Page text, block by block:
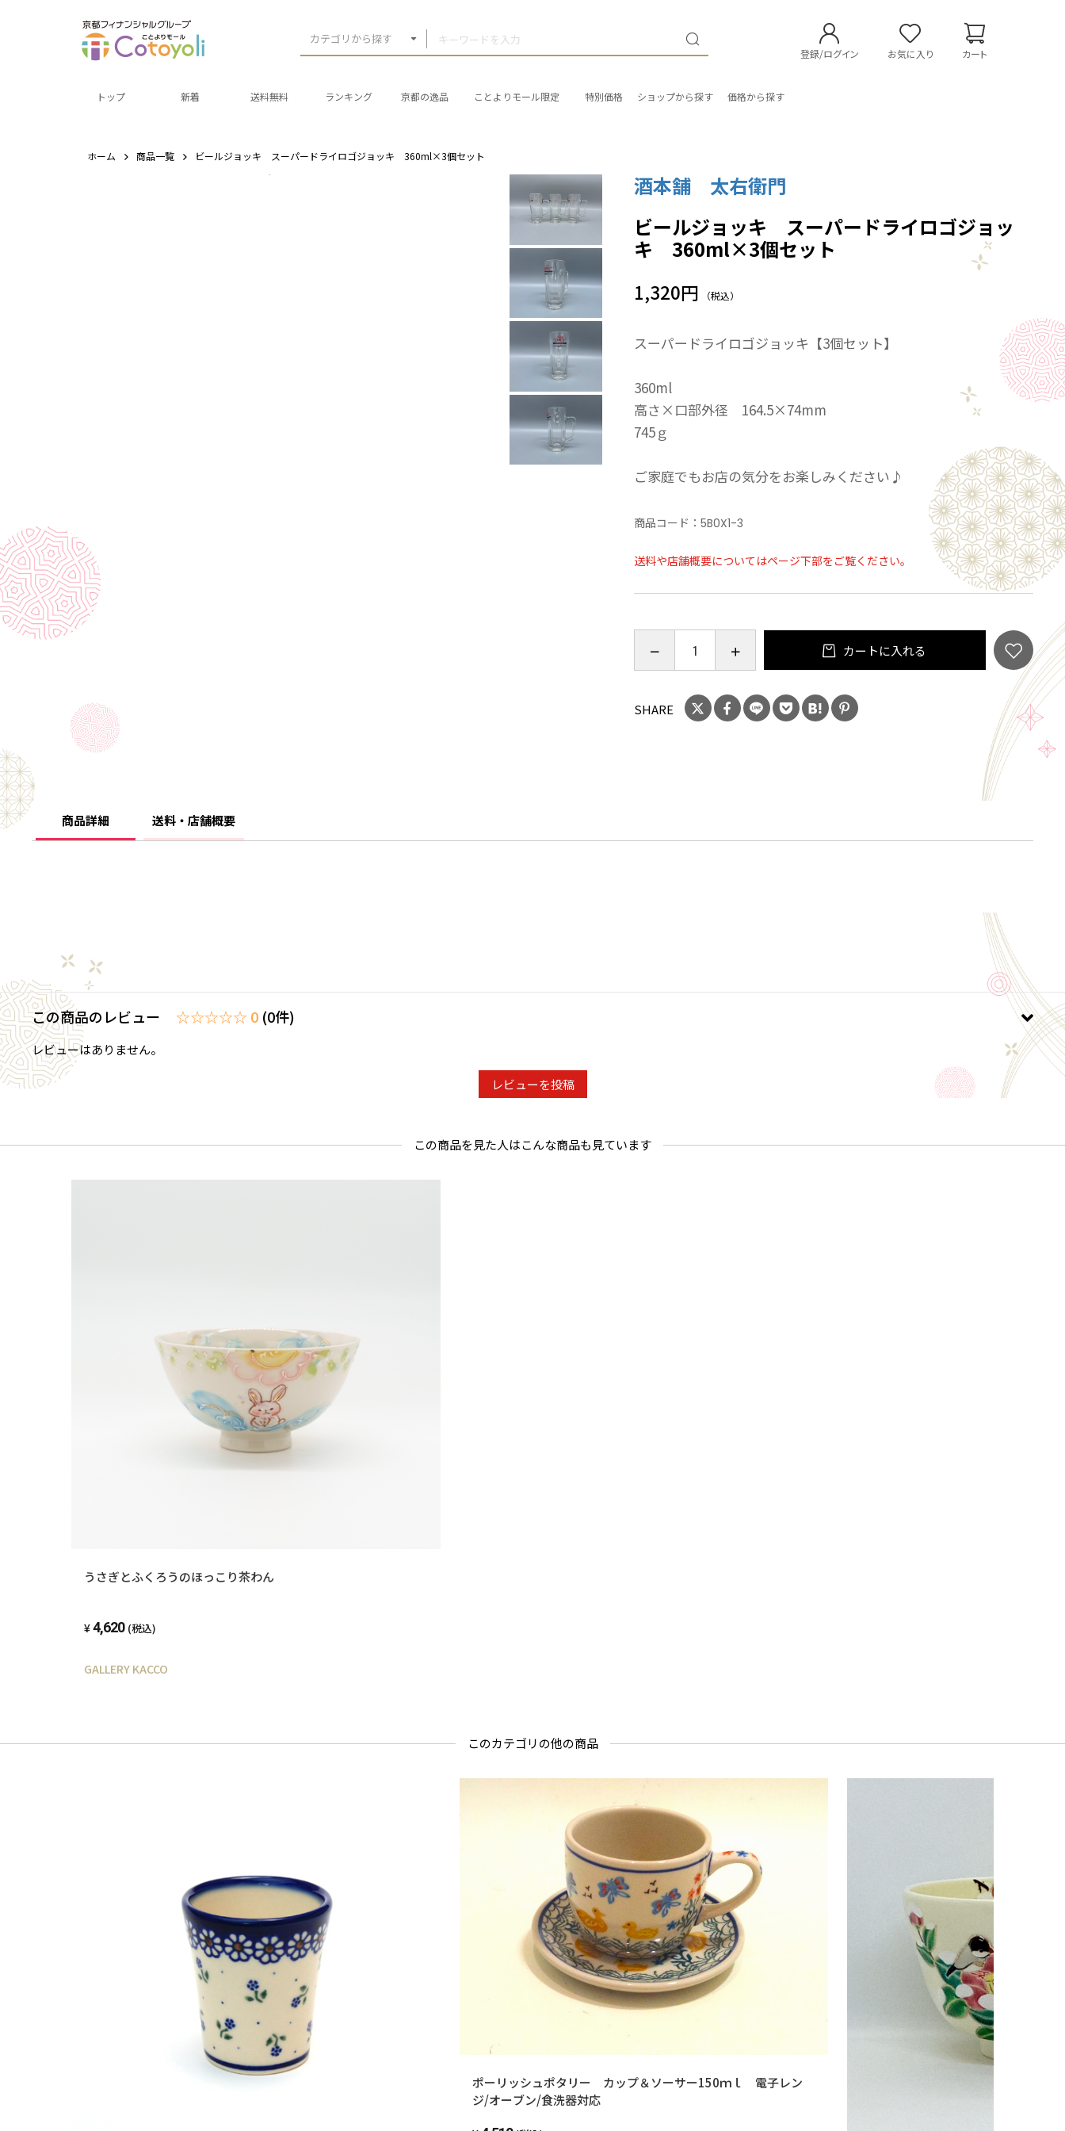
カテゴリから探す
登録/ログイン お気に入り カート
トップ 新着 送料無料 ランキング 京都の逸品 ことよりモール限定 特別価格 ショップから探す 価格から探す
ホーム 商品一覧 ビールジョッキ スーパードライロゴジョッキ 360ml×3個セット
酒本舗 太右衛門
ビールジョッキ スーパードライロゴジョッ
キ 360ml×3個セット
1,320円 （税込）
スーパードライロゴジョッキ【3個セット】
360ml
高さ×口部外径 164.5×74mm
745ｇ
ご家庭でもお店の気分をお楽しみください♪
商品コード：5B0X1-3
送料や店舗概要についてはページ下部をご覧ください。
カートに入れる
SHARE
商品詳細 送料・店舗概要
この商品のレビュー ☆☆☆☆☆ 0 (0件)
レビューはありません。
レビューを投稿
この商品を見た人はこんな商品も見ています
うさぎとふくろうのほっこり茶わん
4,620 (税込)
GALLERY KACCO
このカテゴリの他の商品
ポーリッシュポタリー カップ＆ソーサー150ｍｌ 電子レン
ジ/オーブン/食洗器対応